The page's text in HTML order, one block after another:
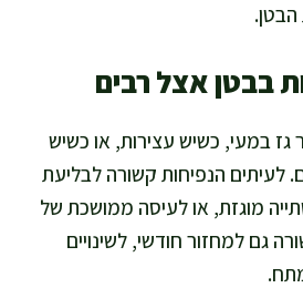
בבטן אצל רבים
גז במעי, כשיש עצירות, או כשיש
לעיתים הנפיחות קשורה לבליעת
מוגזת, או לעיסה ממושכת של
גם למחזור חודשי, לשינויים